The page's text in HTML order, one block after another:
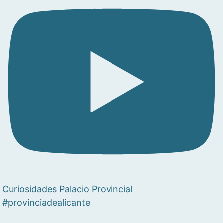
Curiosidades Palacio Provincial
#provinciadealicante